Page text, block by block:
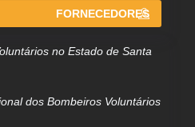
FORNECEDORES
no Estado de Santa
dos Bombeiros Voluntários